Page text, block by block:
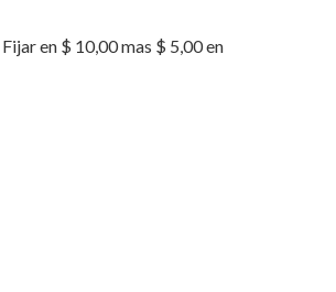
Fijar en $ 10,00 mas $ 5,00 en